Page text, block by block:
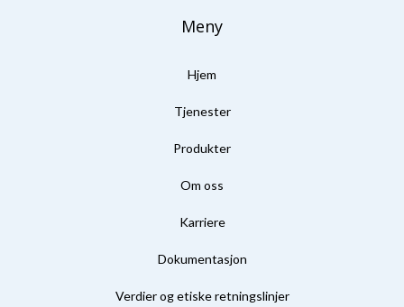
Meny
Hjem
Tjenester
Produkter
Om oss
Karriere
Dokumentasjon
Verdier og etiske retningslinjer